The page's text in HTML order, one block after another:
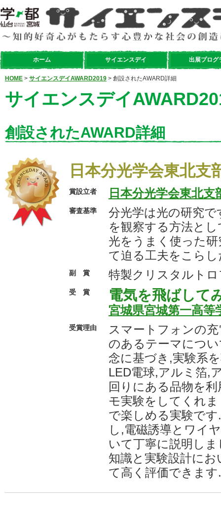
ホーム サイエンスデイ 出展プログ
HOME > サイエンスデイAWARD2019 > 創設されたAWARD詳細
サイエンスデイ
創設されたAWARD詳細
日本分光学会東北支
賞設立者 日本分光学会東北
審査基準
分光学は光の研究
を観察する方法と
光をうまく使った
て迫る工夫をこら
副 賞 特製クリスタルト
受 賞 電気を飛ばして
宮城県宮城第一高等
受賞理由
スマートフォンの
のあるテーマにつ
念に基づき,実験系
LED電球,アルミ箔,
回りにある品物を
モ実験をしてくれ
で楽しめる実験で
し,電磁誘導とワイ
いて丁寧に説明し
知識と実験設計に
て高く評価できます.